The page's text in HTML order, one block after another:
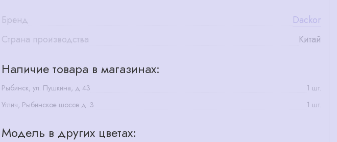
Бренд
Dackor
Страна производства
Китай
Наличие товара в магазинах:
Рыбинск, ул. Пушкина, д 43
1 шт.
Углич, Рыбинское шоссе д. 3
1 шт.
Модель в других цветах: